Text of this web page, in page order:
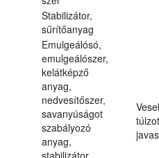
Stabilizátor,
sűrítőanyag
Emulgeálósó,
emulgeálószer,
kelátképző
anyag,
nedvesítőszer,
savanyúságot
szabályozó
anyag,
stabilizátor,